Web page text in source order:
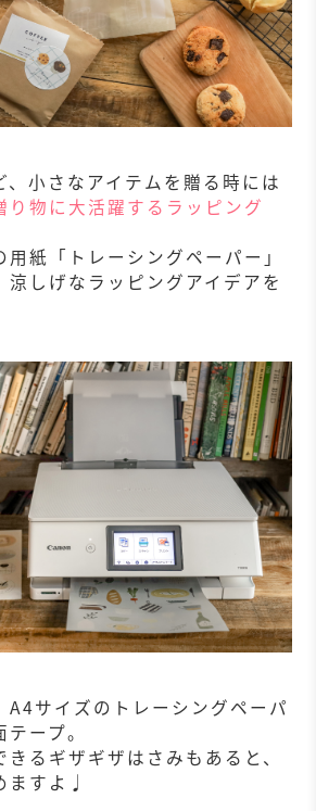
、小さなアイテムを贈る時には
り物に大活躍するラッピング
紙「トレーシングペーパー」
涼しげなラッピングアイデアを
A4サイズのトレーシングペーパ
ープ。
るギザギザはさみもあると、
ますよ♩